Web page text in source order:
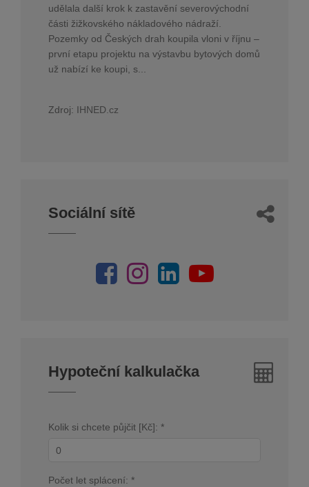
udělala další krok k zastavění severovýchodní
části žižkovského nákladového nádraží.
Pozemky od Českých drah koupila vloni v říjnu –
první etapu projektu na výstavbu bytových domů
už nabízí ke koupi, s...
Zdroj: IHNED.cz
Sociální sítě
Hypoteční kalkulačka
Kolik si chcete půjčit [Kč]: *
Počet let splácení: *